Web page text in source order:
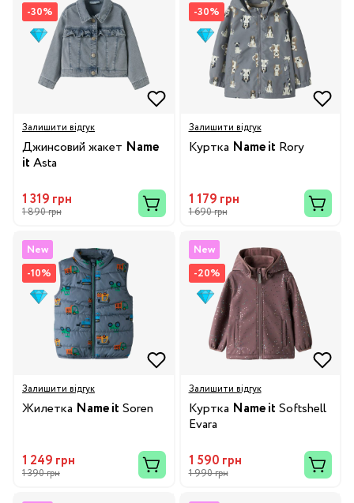
-30%
Залишити відгук
Джинсовий жакет Name
it Asta
1 319 грн
1 890 грн
-30%
Залишити відгук
Куртка Name it Rory
1 179 грн
1 690 грн
New
-10%
Залишити відгук
Жилетка Name it Soren
1 249 грн
1 390 грн
New
-20%
Залишити відгук
Куртка Name it Softshell
Evara
1 590 грн
1 990 грн